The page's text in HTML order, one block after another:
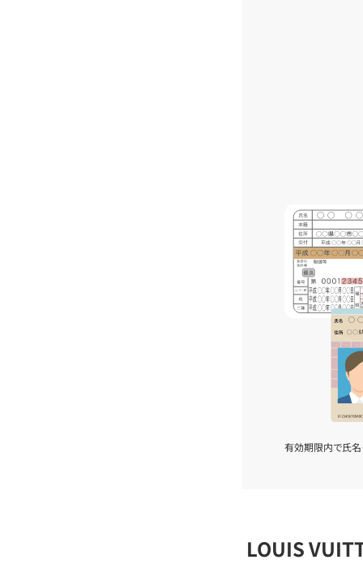
有効期限内で氏名
LOUIS